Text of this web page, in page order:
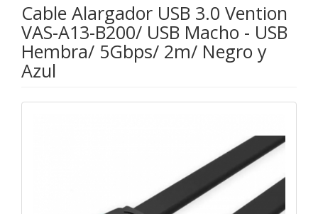
Cable Alargador USB 3.0 Vention
VAS-A13-B200/ USB Macho - USB
Hembra/ 5Gbps/ 2m/ Negro y
Azul